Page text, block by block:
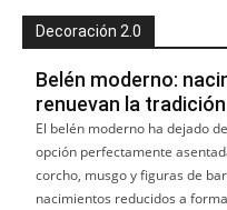
Decoración 2.0
Belén moderno:
renuevan la tradición
El belén moderno ha dejado
opción perfectamente
corcho, musgo y figuras de
nacimientos reducidos a